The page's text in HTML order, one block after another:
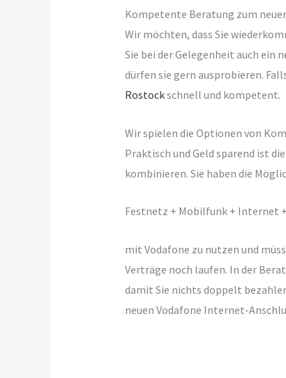
Kompetente Beratung zum
Wir möchten, dass Sie
Sie bei der Gelegenheit auch ein
dürfen sie gern ausprobieren.
Rostockschnell und kompetent.
Wir spielen die Optionen von
Praktisch und Geld sparend ist
kombinieren. Sie haben die
Festnetz + Mobilfunk + Internet
mit Vodafone zu nutzen und
Verträge noch laufen. In der
damit Sie nichts doppelt
neuen Vodafone Internet-